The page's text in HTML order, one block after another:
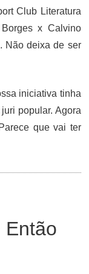
Club Literatura
x Calvino
Não deixa de ser
iniciativa tinha
popular. Agora
que vai ter
Então